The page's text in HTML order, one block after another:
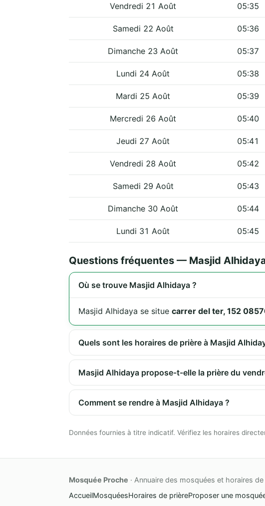
Vendredi 21 Août 05:35
Samedi 22 Août 05:36
Dimanche 23 Août 05:37
Lundi 24 Août 05:38
Mardi 25 Août 05:39
Mercredi 26 Août 05:40
Jeudi 27 Août 05:41
Vendredi 28 Août 05:42
Samedi 29 Août 05:43
Dimanche 30 Août 05:44
Lundi 31 Août 05:45
Questions fréquentes — Masjid
Où se trouve Masjid Alhidaya ?
Masjid Alhidaya se situe carrer del ter, 152
Quels sont les horaires de prière à Masjid
Masjid Alhidaya propose-t-elle la prière du
Comment se rendre à Masjid Alhidaya ?
Données fournies à titre indicatif. Vérifiez les horaires
Mosquée Proche · Annuaire des mosquées et horaires
AccueilMosquéesHoraires de prièreProposer une